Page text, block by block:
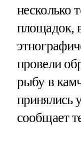
несколько
площадок,
провели
рыбу в
принялись
сообщает